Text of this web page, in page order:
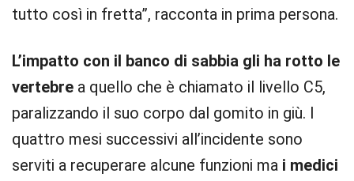
tutto così in fretta”, racconta in prima persona.
L’impatto con il banco di sabbia gli ha rotto le
vertebre a quello che è chiamato il livello C5,
paralizzando il suo corpo dal gomito in giù. I
quattro mesi successivi all’incidente sono
serviti a recuperare alcune funzioni ma i medici